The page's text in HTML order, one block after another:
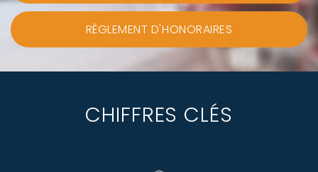
RÈGLEMENT D'HONORAIRES
CHIFFRES CLÉS